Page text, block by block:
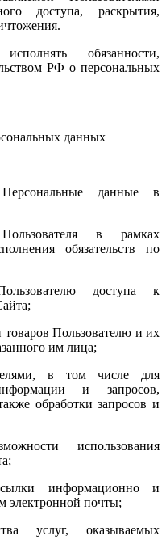
доступа, раскрытия,
обязанности,
РФ о персональных
данных
данные в
в рамках
обязательств по
доступа к
Пользователю и их
им лица;
в том числе для
и запросов,
обработки запросов и
использования
информационно и
электронной почты;
услуг, оказываемых